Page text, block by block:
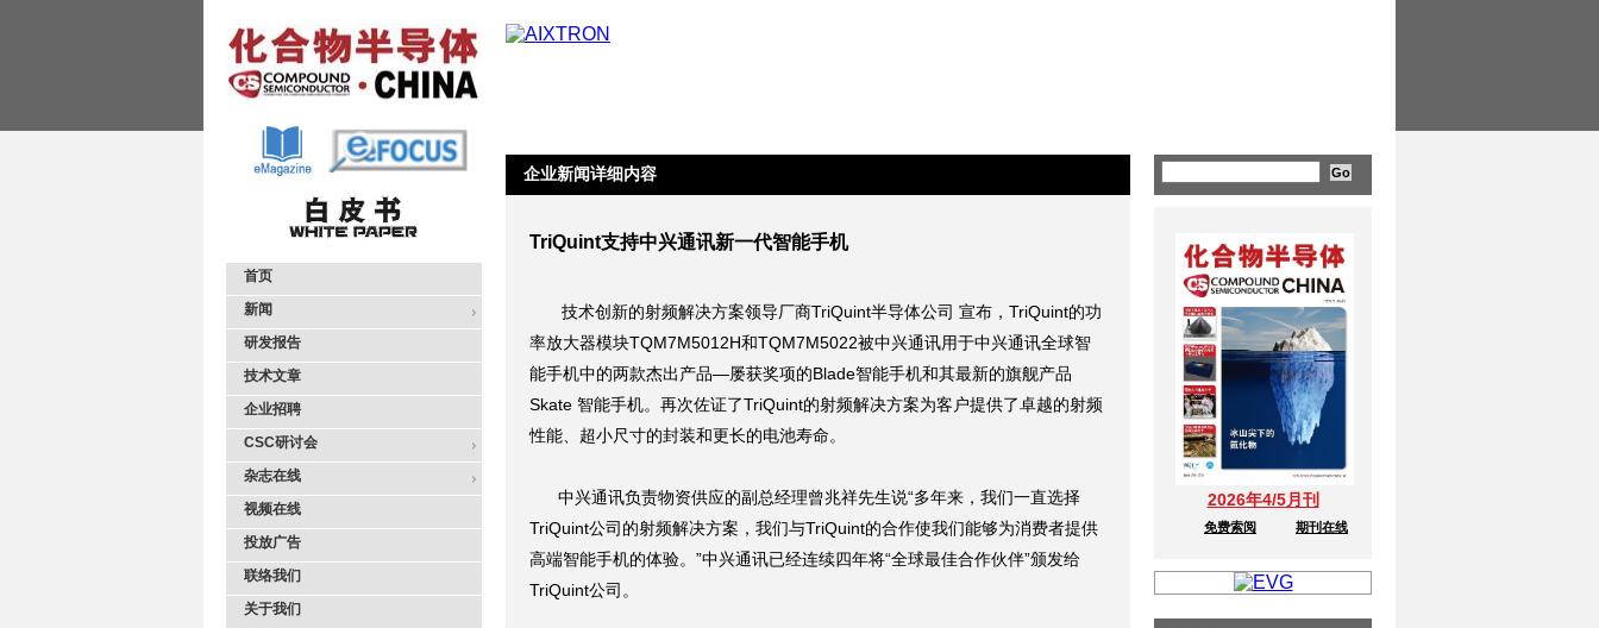
首页
新闻
研发报告
技术文章
企业招聘
CSC研讨会
杂志在线
视频在线
投放广告
联络我们
关于我们
企业新闻详细内容
TriQuint支持中兴通讯新一代智能手机
技术创新的射频解决方案领导厂商TriQuint半导体公司 宣布，TriQuint的功
率放大器模块TQM7M5012H和TQM7M5022被中兴通讯用于中兴通讯全球智
能手机中的两款杰出产品—屡获奖项的Blade智能手机和其最新的旗舰产品
Skate 智能手机。再次佐证了TriQuint的射频解决方案为客户提供了卓越的射频
性能、超小尺寸的封装和更长的电池寿命。
中兴通讯负责物资供应的副总经理曾兆祥先生说“多年来，我们一直选择
TriQuint公司的射频解决方案，我们与TriQuint的合作使我们能够为消费者提供
高端智能手机的体验。”中兴通讯已经连续四年将“全球最佳合作伙伴”颁发给
TriQuint公司。
2026年4/5月刊
免费索阅 期刊在线